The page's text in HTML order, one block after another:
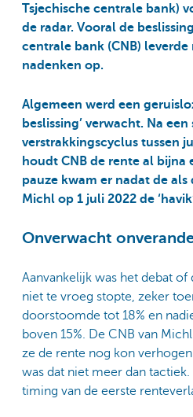
Tsjechische centrale bank)
de radar. Vooral de
centrale bank (CNB)
nadenken op.
Algemeen werd een
beslissing’ verwacht. Na een
verstrakkingscyclus tussen
houdt CNB de rente al bijna
pauze kwam er nadat de
Michl op 1 juli 2022 de
Onverwacht
Aanvankelijk was het debat
niet te vroeg stopte, zeker
doorstoomde tot 18% en
boven 15%. De CNB van
ze de rente nog kon
was dat niet meer dan
timing van de eerste